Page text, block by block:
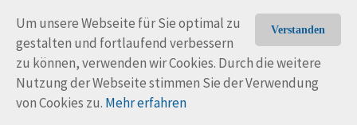
Verstanden
Um unsere Webseite für Sie optimal zu
gestalten und fortlaufend verbessern
zu können, verwenden wir Cookies. Durch die weitere
Nutzung der Webseite stimmen Sie der Verwendung
von Cookies zu. Mehr erfahren
© Trans-Ocean e.V. 2010-2026 Impressum
Nutzungsbedingungen
Rechtliche Hinweise